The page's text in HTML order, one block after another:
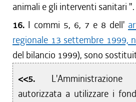
animali e gli interventi sanitari ".
16. I commi 5, 6, 7 e 8 dell'
regionale 13 settembre 1999,
del bilancio 1999), sono
<<5.
autorizzata a utilizzare i